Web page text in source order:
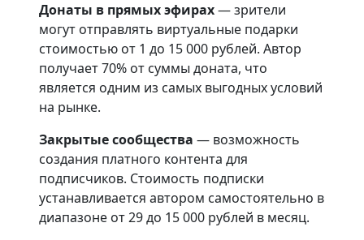
Донаты в прямых эфирах— зрители
могут отправлять виртуальные подарки
стоимостью от 1 до 15 000 рублей. Автор
получает 70% от суммы доната, что
является одним из самых выгодных условий
на рынке.
Закрытые сообщества — возможность
создания платного контента для
подписчиков. Стоимость подписки
устанавливается автором самостоятельно в
диапазоне от 29 до 15 000 рублей в месяц.